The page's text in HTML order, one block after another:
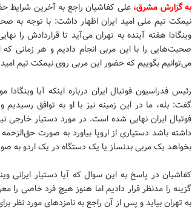
به گزارش مشرق،علی کفاشیان راجع به آخرین شرایط
نیمکت تیم ملی امید ایران اظهار داشت: با توجه به
وینگادا هفته آینده به تهران می‌آید تا قراردادش را
صحبت‌هایی را با این مربی انجام دادیم و هر زمانی که
می‌توانیم بگوییم که حضور این مربی روی نیمکت تیم
رئیس فدراسیون فوتبال ایران درباره اینکه آیا
فوتبال ایران نهایی شده است. در مورد دستیار خارجی
داشته باشد دستیاری از اروپا بیاورد به صورت
بخواهد یک مربی بدنساز یا یک دستگاه در یک اردو به
کفاشیان در پاسخ به این سوال که آیا دستیار ایرانی
گزینه را مدنظر قرار دادیم اما هنوز هیچ فرد خاصی
به تهران بیاید و پس از آن راجع به نامزدهای مورد نظر